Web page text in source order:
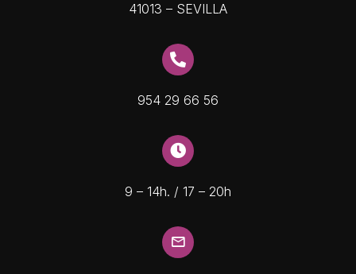
41013 – SEVILLA
954 29 66 56
9 – 14h. / 17 – 20h